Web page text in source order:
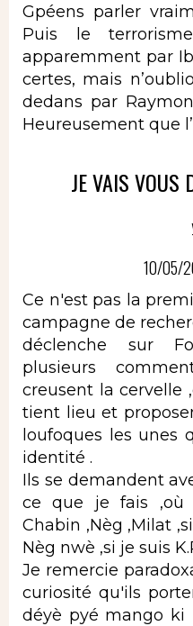
Gpéens parler
Puis le
apparemment par
certes, mais
dedans par
Heureusement que
JE VAIS VOUS
10/05/
Ce n'est pas la
campagne de
déclenche sur
plusieurs
creusent la cervelle
tient lieu et
loufoques les unes
identité .
Ils se demandent
ce que je fais ,où
Chabin ,Nèg ,Milat
Nèg nwè ,si je suis
Je remercie
curiosité qu'ils
déyè pyé mango ki